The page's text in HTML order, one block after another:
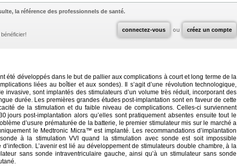
connectez-vous ou créez un compte
la référence des professionnels de santé.
été développés dans le but de pallier aux complications à court et long terme de la
liées au boîtier et aux sondes). Il s’agit d’une révolution technologique,
invasive, sont implantés des stimulateurs d’un volume très réduit, incorporant des
durée. Les premières grandes études post-implantation sont en faveur de cette
de la stimulation et du faible niveau de complications. Celles-ci surviennent
jours post-implantation alors qu’elles sont pratiquement absentes ensuite tout le
d’usure prématurée de la batterie, le premier stimulateur mis sur le marché a
le Medtronic Micra™ est implanté. Les recommandations d’implantation
à la stimulation VVI quand la stimulation avec sonde est soit impossible
L’avenir est lié au développement de stimulateurs double chambre, à la
sans sonde intraventriculaire gauche, ainsi qu’à un stimulateur sans sonde